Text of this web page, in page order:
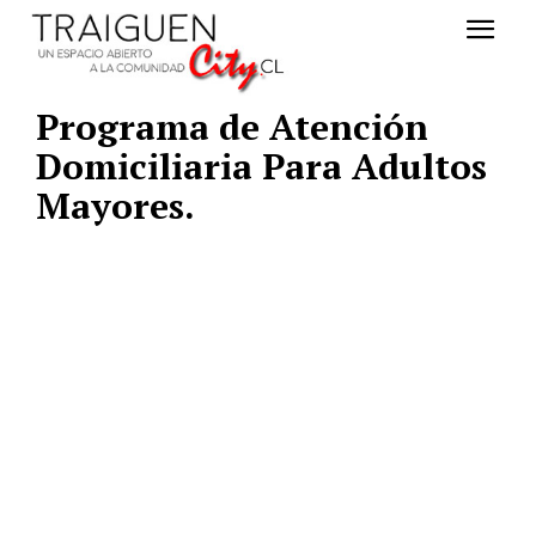
Programa de Atención
Domiciliaria Para Adultos
Mayores.